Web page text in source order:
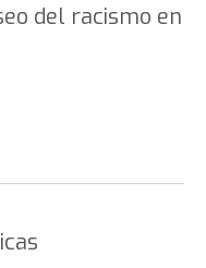
del racismo en